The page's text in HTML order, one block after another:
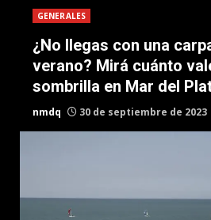
GENERALES
¿No llegas con una
verano? Mirá cuánto
sombrilla en Mar del
nmdq 30 de septiembre de 2023